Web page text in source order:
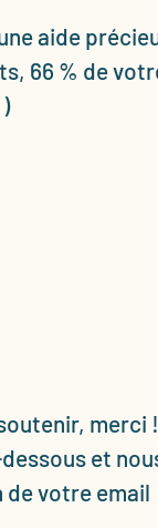
aide
66 % de
merci !
et
votre email